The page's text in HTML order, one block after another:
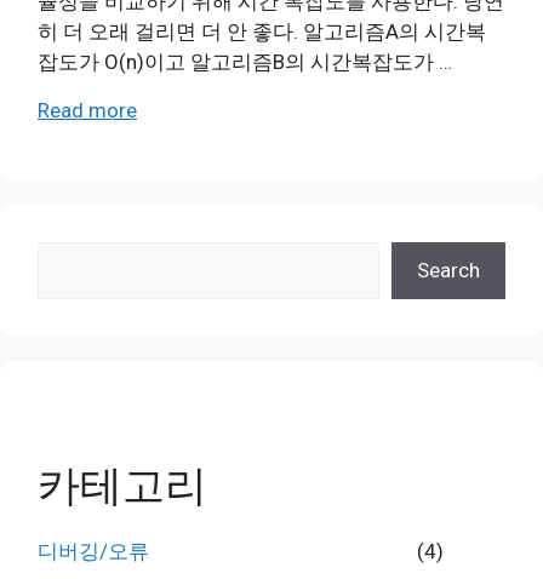
히 더 오래 걸리면 더 안 좋다. 알고리즘A의 시간복
잡도가 O(n)이고 알고리즘B의 시간복잡도가 …
Read more
Search
카테고리
디버깅/오류
(4)